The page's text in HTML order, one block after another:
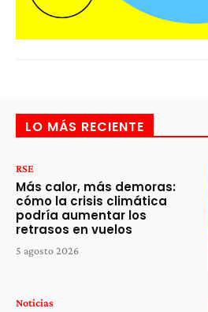
LO MÁS RECIENTE
RSE
Más calor, más demoras:
cómo la crisis climática
podría aumentar los
retrasos en vuelos
5 agosto 2026
Noticias